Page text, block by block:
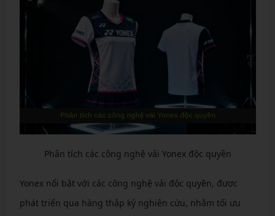
Phân tích các công nghệ vải Yonex độc quyền
Yonex nổi bật với các công nghệ vải độc quyền, được
phát triển qua hàng thập kỷ nghiên cứu, nhằm tối ưu